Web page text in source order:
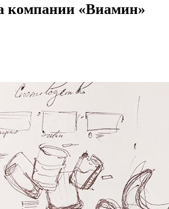
компании «Виамин»